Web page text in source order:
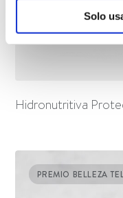
Solo
Hidronutritiva
PREMIO BELLEZA